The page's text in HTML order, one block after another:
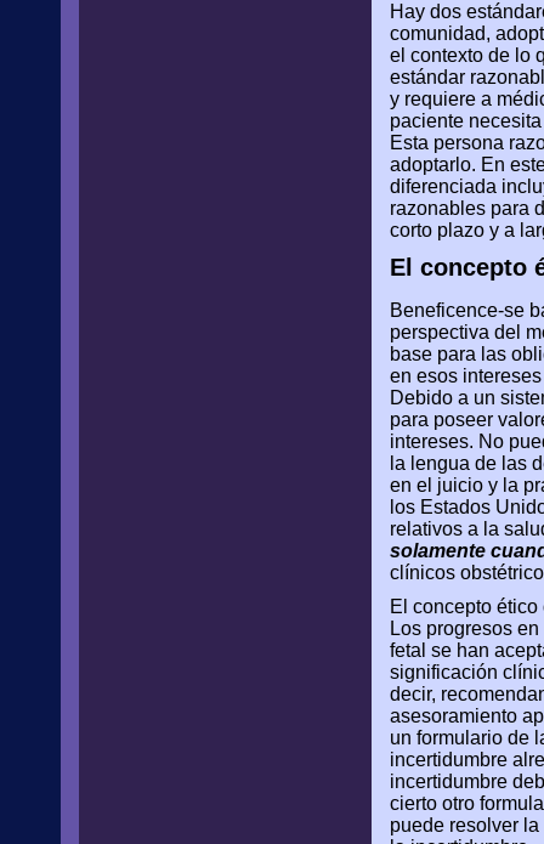
Hay dos
comunidad,
el contexto de lo
estándar
y requiere a
paciente
Esta persona
adoptarlo. En
diferenciada
razonables para
corto plazo y a
El concepto
Beneficence-se
perspectiva del
base para las
en esos
Debido a un
para poseer
intereses. No
la lengua de las
en el juicio y la
los Estados
relativos a la
solamente
clínicos
El concepto
Los progresos
fetal se han
significación
decir,
asesoramiento
un formulario de
incertidumbre
incertidumbre
cierto otro
puede resolver